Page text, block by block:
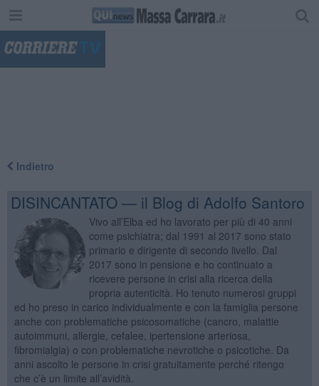
Indietro
DISINCANTATO — il Blog di Adolfo Santoro
Vivo all’Elba ed ho lavorato per più di 40 anni
come psichiatra; dal 1991 al 2017 sono stato
primario e dirigente di secondo livello. Dal
2017 sono in pensione e ho continuato a
ricevere persone in crisi alla ricerca della
propria autenticità. Ho tenuto numerosi gruppi
ed ho preso in carico individualmente e con la famiglia persone
anche con problematiche psicosomatiche (cancro, malattie
autoimmuni, allergie, cefalee, ipertensione arteriosa,
fibromialgia) o con problematiche nevrotiche o psicotiche. Da
anni ascolto le persone in crisi gratuitamente perché ritengo
che c’è un limite all’avidità.